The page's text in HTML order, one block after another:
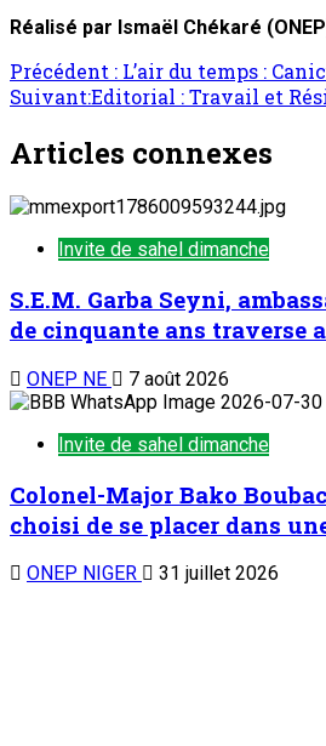
Réalisé par Ismaël Chékaré
Navigation
d’article
Précédent : L’air du temps :
Suivant:Editorial : Travail et
Articles connexes
Invite de sahel dimanche
S.E.M. Garba Seyni,
de cinquante ans traverse
ONEP NE 7 août 2026
Invite de sahel dimanche
Colonel-Major Bako
choisi de se placer dans
ONEP NIGER 31 juillet 2026